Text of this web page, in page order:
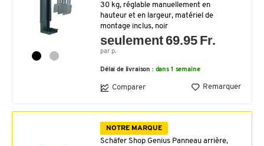
30 kg, réglable manuellement en
hauteur et en largeur, matériel de
montage inclus, noir
seulement 69.95 Fr.
par p.
Délai de livraison : dans 1 semaine
Comparer Remarquer
NOTRE MARQUE
Schäfer Shop Genius Panneau arrière,